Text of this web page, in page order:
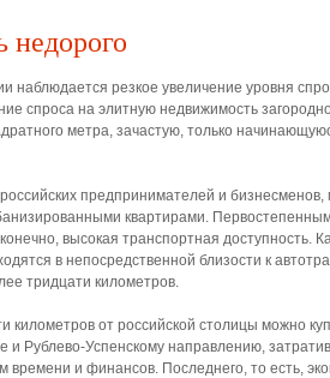
недорого
наблюдается резкое увеличение уровня
спроса на элитную недвижимость
метра, зачастую, только
предпринимателей и бизнесменов,
квартирами.
высокая транспортная доступность.
в непосредственной близости к
тридцати километров.
километров от российской столицы можно
и Рублево-Успенскому направлению,
и финансов. Последнего, то есть,